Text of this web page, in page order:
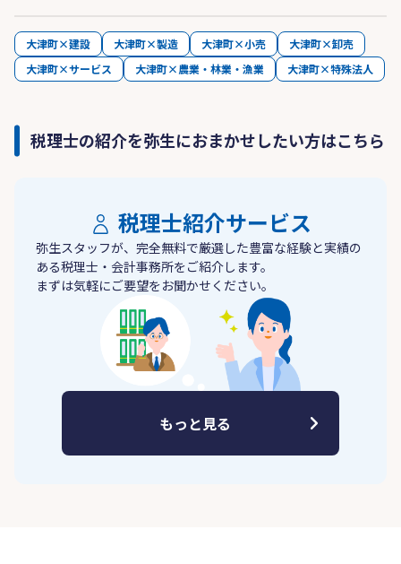
大津町×建設 大津町×製造 大津町×小売
大津町×卸売
大津町×サービス
大津町×農業・林業・漁業 大津町×特殊法人
税理士の紹介を弥生におまかせしたい方はこちら
税理士紹介サービス
弥生スタッフが、完全無料で厳選した豊富な経験と実績の
ある税理士・会計事務所をご紹介します。
まずは気軽にご要望をお聞かせください。
もっと見る